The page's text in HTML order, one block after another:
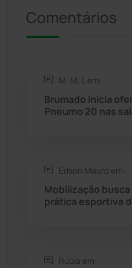
Rio do Antônio
Saúde
Seabra
Sítio do Mato
Comentários
M. M. L em:
Brumado inicia
Pneumo 20 nas
Edson Mauro em:
Mobilização
prática esportiva
Rúbia em: